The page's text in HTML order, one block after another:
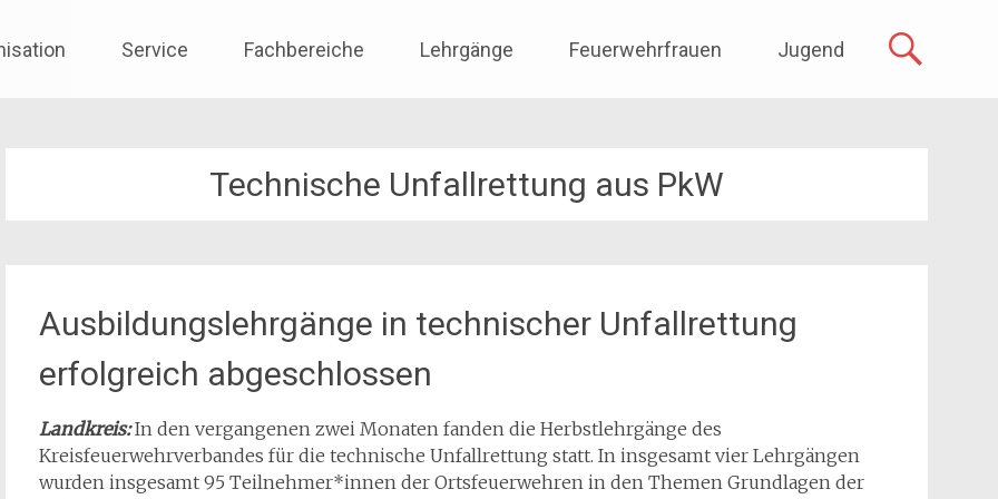
Service Fachbereiche Lehrgänge Feuerwehrfrauen Jugend
Technische Unfallrettung aus PkW
Ausbildungslehrgänge in technischer Unfallrettung
erfolgreich abgeschlossen
Landkreis:In den vergangenen zwei Monaten fanden die Herbstlehrgänge des
Kreisfeuerwehrverbandes für die technische Unfallrettung statt. In insgesamt vier Lehrgängen
wurden insgesamt 95 Teilnehmer*innen der Ortsfeuerwehren in den Themen Grundlagen der